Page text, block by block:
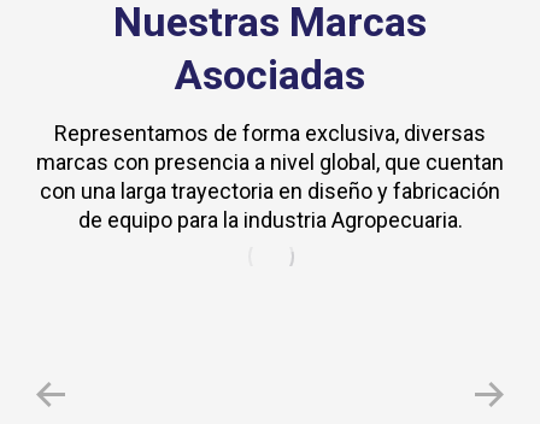
Nuestras Marcas
Asociadas
Representamos de forma exclusiva, diversas
marcas con presencia a nivel global, que cuentan
con una larga trayectoria en diseño y fabricación
de equipo para la industria Agropecuaria.